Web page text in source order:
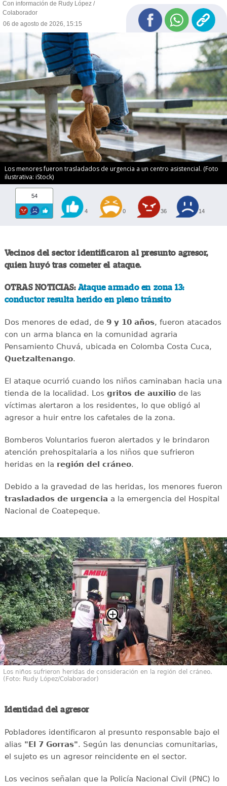
Con información de Rudy López /
Colaborador
06 de agosto de 2026, 15:15
Los menores fueron trasladados de urgencia a un centro asistencial. (Foto
ilustrativa: iStock)
54
4 0 36 14
Vecinos del sector identificaron al presunto agresor,
quien huyó tras cometer el ataque.
OTRAS NOTICIAS:Ataque armado en zona 13:
conductor resulta herido en pleno tránsito
Dos menores de edad, de 9 y 10 años, fueron atacados
con un arma blanca en la comunidad agraria
Pensamiento Chuvá, ubicada en Colomba Costa Cuca,
Quetzaltenango.
El ataque ocurrió cuando los niños caminaban hacia una
tienda de la localidad. Los gritos de auxiliode las
víctimas alertaron a los residentes, lo que obligó al
agresor a huir entre los cafetales de la zona.
Bomberos Voluntarios fueron alertados y le brindaron
atención prehospitalaria a los niños que sufrieron
heridas en la región del cráneo.
Debido a la gravedad de las heridas, los menores fueron
trasladados de urgencia a la emergencia del Hospital
Nacional de Coatepeque.
Los niños sufrieron heridas de consideración en la región del cráneo.
(Foto: Rudy López/Colaborador)
Identidad del agresor
Pobladores identificaron al presunto responsable bajo el
alias "El 7 Gorras". Según las denuncias comunitarias,
el sujeto es un agresor reincidente en el sector.
Los vecinos señalan que la Policía Nacional Civil (PNC) lo